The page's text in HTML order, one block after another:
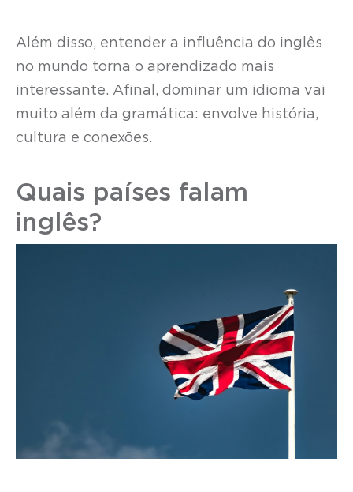
Além disso, entender a influência do inglês
no mundo torna o aprendizado mais
interessante. Afinal, dominar um idioma vai
muito além da gramática: envolve história,
cultura e conexões.
Quais países falam
inglês?